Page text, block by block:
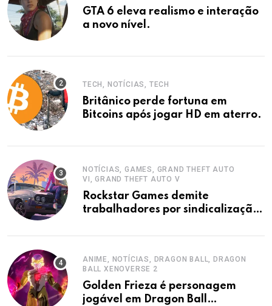
GTA 6 eleva realismo e interação
a novo nível.
TECH, NOTÍCIAS, TECH
Britânico perde fortuna em
Bitcoins após jogar HD em aterro.
NOTÍCIAS, GAMES, GRAND THEFT AUTO
VI, GRAND THEFT AUTO V
Rockstar Games demite
trabalhadores por sindicalização,
ANIME, NOTÍCIAS, DRAGON BALL, DRAGON
BALL XENOVERSE 2
Golden Frieza é personagem
jogável em Dragon Ball